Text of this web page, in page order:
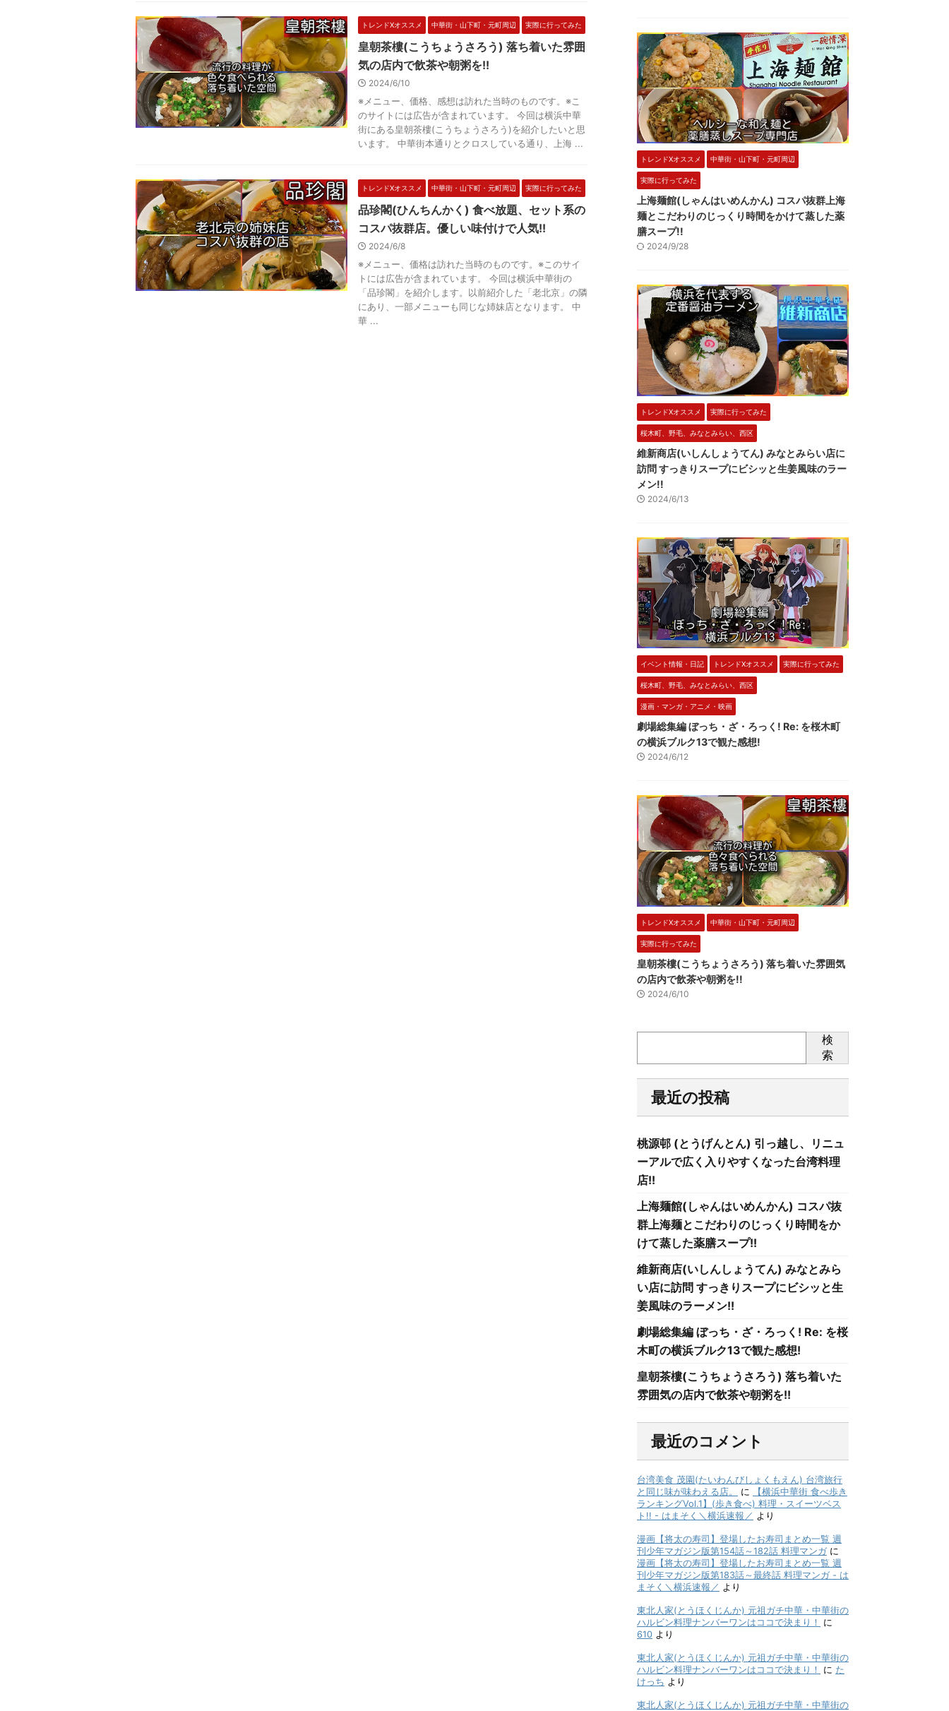
トレンドXオススメ 中華街・山下町・元町周辺 実際に行ってみた
皇朝茶樓(こうちょうさろう) 落ち着いた雰囲
気の店内で飲茶や朝粥を!!
2024/6/10
※メニュー、価格、感想は訪れた当時のものです。※こ
のサイトには広告が含まれています。 今回は横浜中華
街にある皇朝茶樓(こうちょうさろう)を紹介したいと思
います。 中華街本通りとクロスしている通り、上海 ...
トレンドXオススメ 中華街・山下町・元町周辺 実際に行ってみた
品珍閣(ひんちんかく) 食べ放題、セット系の
コスパ抜群店。優しい味付けで人気!!
2024/6/8
※メニュー、価格は訪れた当時のものです。※このサイ
トには広告が含まれています。 今回は横浜中華街の
「品珍閣」を紹介します。以前紹介した「老北京」の隣
にあり、一部メニューも同じな姉妹店となります。 中
華 ...
トレンドXオススメ 中華街・山下町・元町周辺
実際に行ってみた
上海麺館(しゃんはいめんかん) コスパ抜群上海
麺とこだわりのじっくり時間をかけて蒸した薬
膳スープ!!
2024/9/28
トレンドXオススメ 実際に行ってみた
桜木町、野毛、みなとみらい、西区
維新商店(いしんしょうてん) みなとみらい店に
訪問 すっきりスープにビシッと生姜風味のラー
メン!!
2024/6/13
イベント情報・日記 トレンドXオススメ 実際に行ってみた
桜木町、野毛、みなとみらい、西区
漫画・マンガ・アニメ・映画
劇場総集編 ぼっち・ざ・ろっく! Re: を桜木町
の横浜ブルク13で観た感想!
2024/6/12
トレンドXオススメ 中華街・山下町・元町周辺
実際に行ってみた
皇朝茶樓(こうちょうさろう) 落ち着いた雰囲気
の店内で飲茶や朝粥を!!
2024/6/10
検
索
最近の投稿
桃源邨 (とうげんとん) 引っ越し、リニュ
ーアルで広く入りやすくなった台湾料理
店!!
上海麺館(しゃんはいめんかん) コスパ抜
群上海麺とこだわりのじっくり時間をか
けて蒸した薬膳スープ!!
維新商店(いしんしょうてん) みなとみら
い店に訪問 すっきりスープにビシッと生
姜風味のラーメン!!
劇場総集編 ぼっち・ざ・ろっく! Re: を桜
木町の横浜ブルク13で観た感想!
皇朝茶樓(こうちょうさろう) 落ち着いた
雰囲気の店内で飲茶や朝粥を!!
最近のコメント
台湾美食 茂園(たいわんびしょくもえん) 台湾旅行
と同じ味が味わえる店。
に
【横浜中華街 食べ歩き
ランキングVol.1】(歩き食べ) 料理・スイーツベス
ト!! - はまそく＼横浜速報／ より
漫画【将太の寿司】登場したお寿司まとめ一覧 週
刊少年マガジン版第154話～182話 料理マンガ に
漫画【将太の寿司】登場したお寿司まとめ一覧 週
刊少年マガジン版第183話～最終話 料理マンガ - は
まそく＼横浜速報／ より
東北人家(とうほくじんか) 元祖ガチ中華・中華街の
ハルビン料理ナンバーワンはココで決まり！
に
610 より
東北人家(とうほくじんか) 元祖ガチ中華・中華街の
ハルビン料理ナンバーワンはココで決まり！
に た
けっち より
東北人家(とうほくじんか) 元祖ガチ中華・中華街の